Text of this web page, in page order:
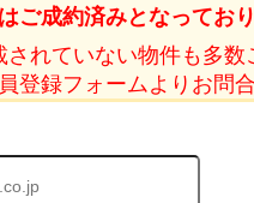
ご成約済みとなっており
れていない物件も多数
登録フォームよりお問合